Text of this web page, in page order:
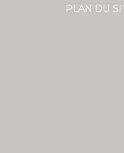
PLAN DU